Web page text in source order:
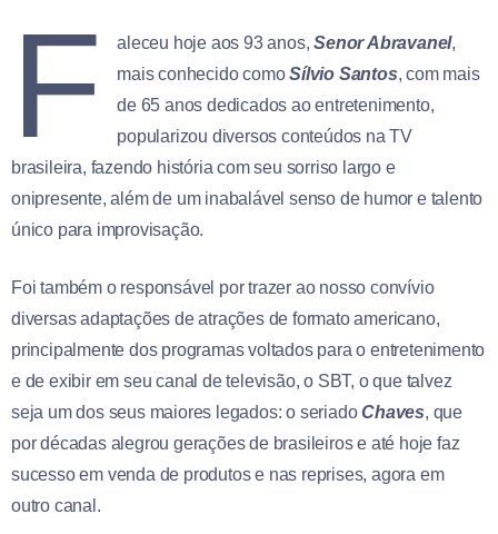
F aleceu hoje aos 93 anos,Senor Abravanel,
mais conhecido comoSílvio Santos, com mais
de 65 anos dedicados ao entretenimento,
popularizou diversos conteúdos na TV
brasileira, fazendo história com seu sorriso largo e
onipresente, além de um inabalável senso de humor e talento
único para improvisação.
Foi também o responsável por trazer ao nosso convívio
diversas adaptações de atrações de formato americano,
principalmente dos programas voltados para o entretenimento
e de exibir em seu canal de televisão, o SBT, o que talvez
seja um dos seus maiores legados: o seriadoChaves, que
por décadas alegrou gerações de brasileiros e até hoje faz
sucesso em venda de produtos e nas reprises, agora em
outro canal.